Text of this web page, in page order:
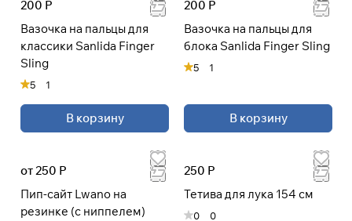
200 Р
Вазочка на пальцы для
классики Sanlida Finger
Sling
5 1
В корзину
200 Р
Вазочка на пальцы для
блока Sanlida Finger Sling
5 1
В корзину
от 250 Р
Пип-сайт Lwano на
резинке (с ниппелем)
250 Р
Тетива для лука 154 см
0 0